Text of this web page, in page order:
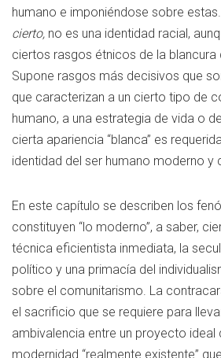
humano e imponiéndose sobre
cierto, no es una identidad racial,
ciertos rasgos étnicos de la blancura
Supone rasgos más decisivos que
que caracterizan a un cierto tipo de
humano, a una estrategia de vida o
cierta apariencia “blanca” es
identidad del ser humano moderno y
En este capítulo se describen los
constituyen “lo moderno”, a saber,
técnica eficientista inmediata, la
político y una primacía del
sobre el comunitarismo. La
el sacrificio que se requiere para
ambivalencia entre un proyecto ideal
modernidad “realmente existente”